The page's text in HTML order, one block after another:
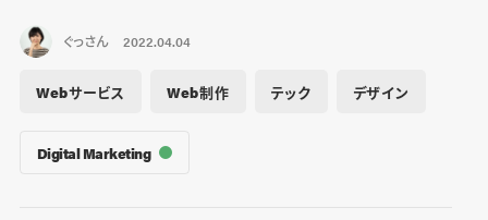
ぐっさん 2022.04.04
Webサービス Web制作 テック デザイン
Digital Marketing